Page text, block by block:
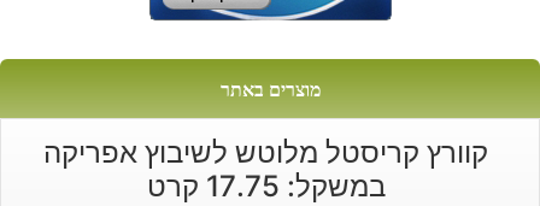
מוצרים באתר
קוורץ קריסטל מלוטש לשיבוץ אפריקה
במשקל: 17.75 קרט